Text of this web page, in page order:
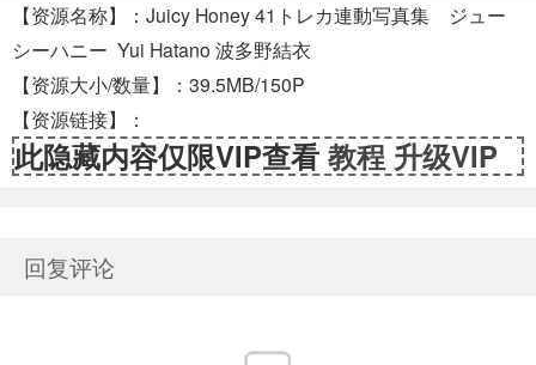
【资源名称】：Juicy Honey 41トレカ連動写真集 ジュー
シーハニー Yui Hatano 波多野結衣
【资源大小/数量】：39.5MB/150P
【资源链接】：
此隐藏内容仅限VIP查看 教程 升级VIP
回复评论